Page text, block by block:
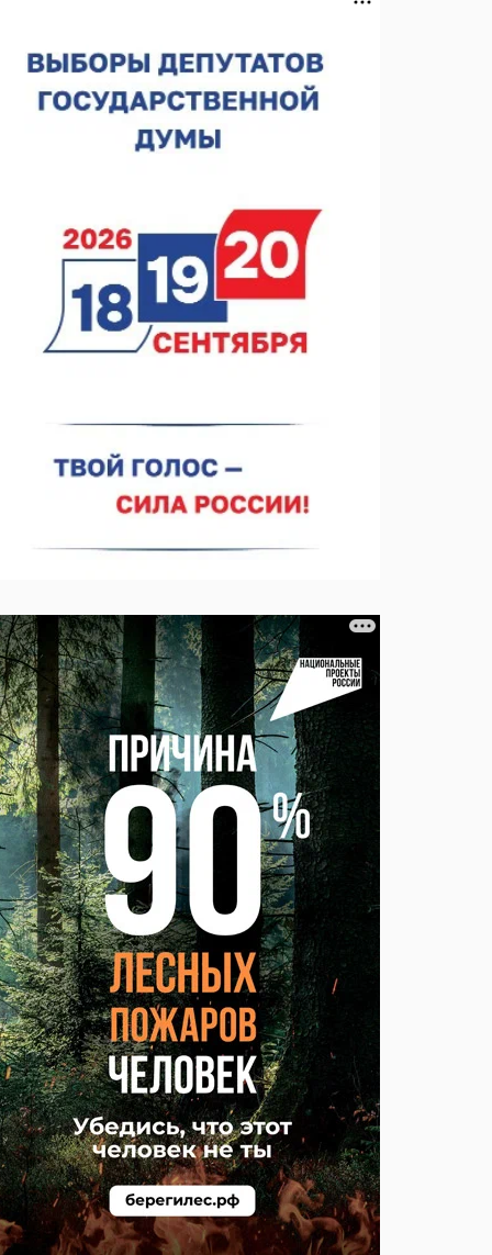
Центр «Честный знак» обработал 466 обращений
за полгода
В Сеченовском округе открыт лагерь «Теплый стан»
07.08.2026 10:35
Тульские мастера и сегодня куют славу и доблесть